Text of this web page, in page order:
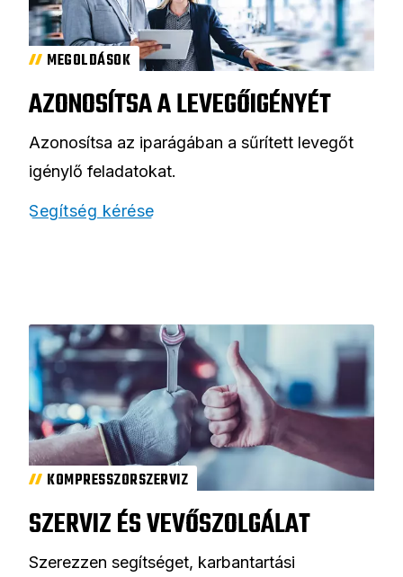
MEGOLDÁSOK
AZONOSÍTSA A LEVEGŐIGÉNYÉT
Azonosítsa az iparágában a sűrített levegőt
igénylő feladatokat.
Segítség kérése
KOMPRESSZORSZERVIZ
SZERVIZ ÉS VEVŐSZOLGÁLAT
Szerezzen segítséget, karbantartási